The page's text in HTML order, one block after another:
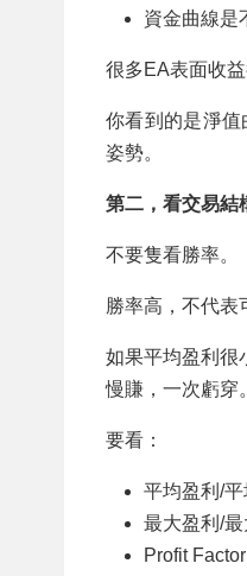
資金曲線是
很多EA表面收
你看到的是淨
姿勢。
第二，看交易結
不要隻看勝率。
勝率高，不代表
如果平均盈利很
慢賺，一次虧穿
要看：
平均盈利/
最大盈利/
Profit